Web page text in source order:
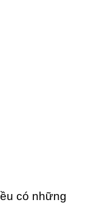
có những